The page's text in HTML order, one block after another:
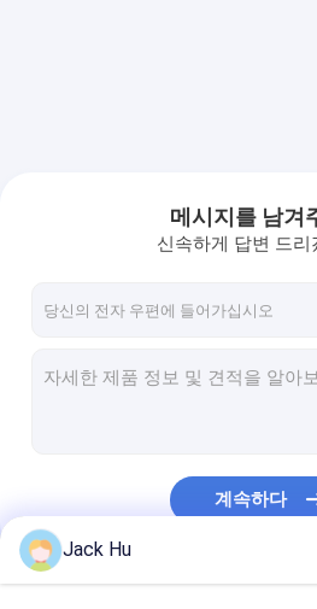
메시지를 남겨
신속하게 답변 드리
계속하다
Jack Hu